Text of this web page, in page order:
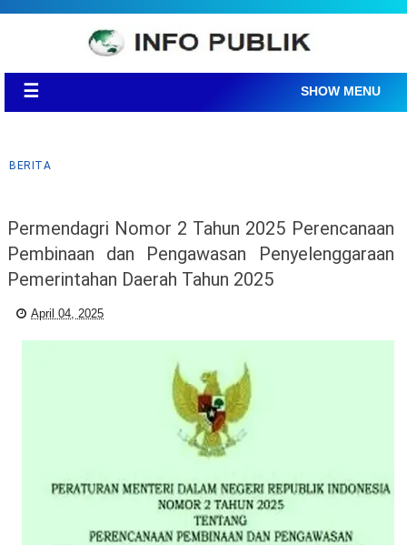
☰ SHOW MENU
BERITA
Permendagri Nomor 2 Tahun 2025 Perencanaan
Pembinaan dan Pengawasan Penyelenggaraan
Pemerintahan Daerah Tahun 2025
April 04, 2025